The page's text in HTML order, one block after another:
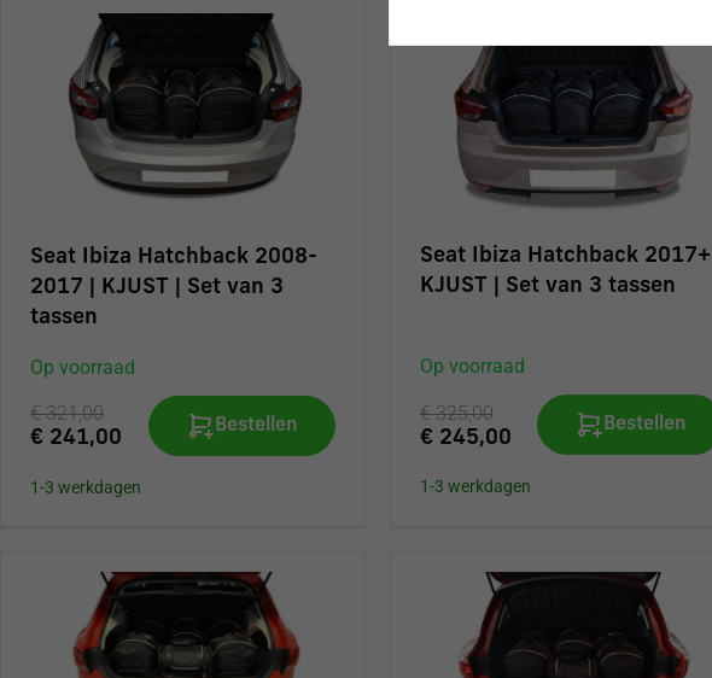
Seat Ibiza Hatchback 2008-
2017 | KJUST | Set van 3
tassen
Op voorraad
€ 321,00
€ 241,00
Bestellen
1-3 werkdagen
Seat Ibiza Hatchback 2017+ |
KJUST | Set van 3 tassen
Op voorraad
€ 325,00
€ 245,00
Bestellen
1-3 werkdagen